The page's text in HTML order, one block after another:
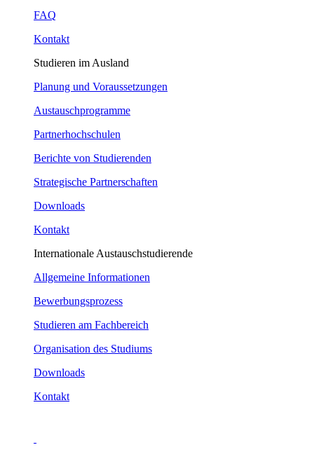
FAQ
Kontakt
Studieren im Ausland
Planung und Voraussetzungen
Austauschprogramme
Partnerhochschulen
Berichte von Studierenden
Strategische Partnerschaften
Downloads
Kontakt
Internationale Austauschstudierende
Allgemeine Informationen
Bewerbungsprozess
Studieren am Fachbereich
Organisation des Studiums
Downloads
Kontakt